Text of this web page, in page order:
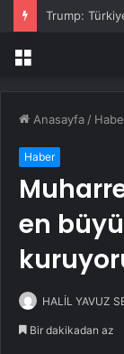
Menü
Anasayfa /
Haber
en
HALİL YAVUZ
Bir dakikadan az